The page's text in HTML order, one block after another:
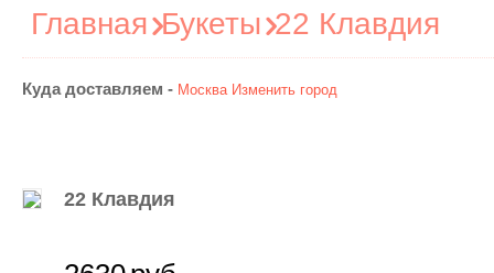
Главная Букеты 22 Клавдия
Куда доставляем - Москва Изменить город
22 Клавдия